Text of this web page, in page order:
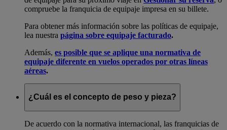
compruebe la franquicia de equipaje impresa en su billete.
Para obtener más información sobre las políticas de equipaje,
lea nuestra página sobre equipaje facturado.
Además, es posible que se aplique una normativa de
equipaje diferente en vuelos operados por otras líneas
aéreas.
¿Cuál es el concepto de peso y pieza?
De acuerdo con la normativa internacional, las franquicias de